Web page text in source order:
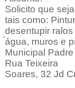
Solicito que
tais como:
desentupir
́água, muros e
Municipal
Rua Teixeira
Soares, 32 Jd